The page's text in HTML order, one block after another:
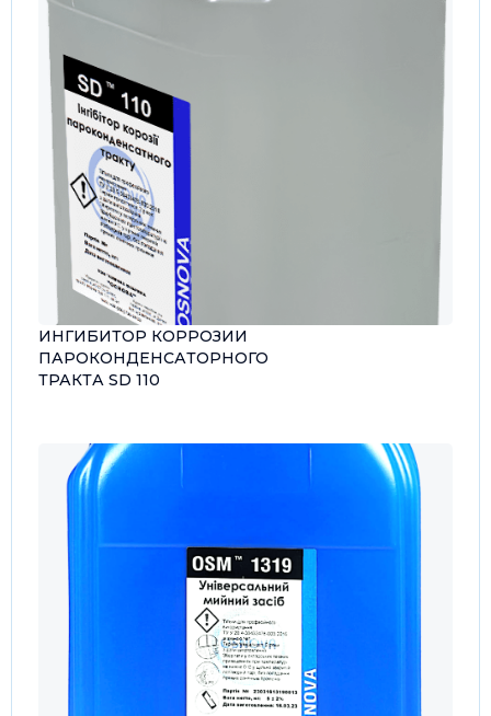
ИНГИБИТОР КОРРОЗИИ
ПАРОКОНДЕНСАТОРНОГО
ТРАКТА SD 110